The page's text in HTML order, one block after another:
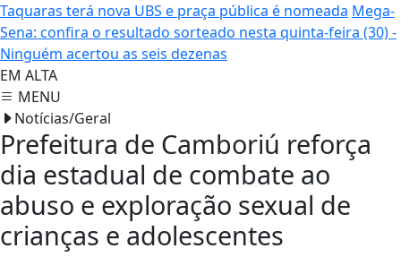
Taquaras terá nova UBS e praça pública é nomeada Mega-
Sena: confira o resultado sorteado nesta quinta-feira (30) -
Ninguém acertou as seis dezenas
EM ALTA
MENU
Notícias/Geral
Prefeitura de Camboriú reforça
dia estadual de combate ao
abuso e exploração sexual de
crianças e adolescentes